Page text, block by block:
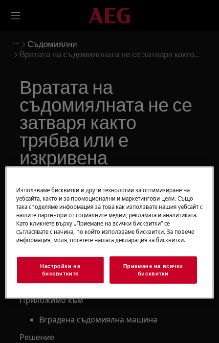
Съдомиялни
Вратата на съдомиялната не се затваря както
Вратата на
съдомиялната не се
затваря както
трябва или е
изкривена
Решение
Проблем
Вратата на съдомиялнята не се затваря
правилно или е изкривена.
Неправилното поставяне на ключалките
и/или пантите може да причини
неправилно затваряне или изкривяване
на вратата на съдомиялнята.
Приложимо към
Вградена съдомиялна машина
Решение
Използваме бисквитки и други технологии за оптимизиране на
уебсайта, както и за промоционални и маркетингови цели. Също
така споделяме информация за това как използвате нашия уебсайт с
нашите партньори от социалните медии, рекламата и аналитиката.
Като кликнете върху „Приемане на всички бисквитки“ се
съгласявате с начина, по който използваме бисквитки. За повече
информация, моля, посетете нашата декларация за бисквитки.
Настройки на
бисквитките
Приемане на всички
бисквитки